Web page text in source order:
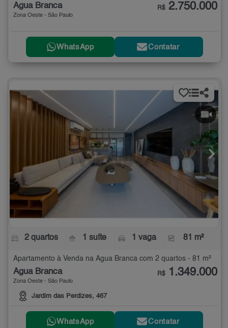
Água Branca
Zona Oeste - São Paulo
R$ 2.750.000
WhatsApp Contatar
2 quartos 1 suíte 1 vaga 81 m²
Apartamento à Venda na Água Branca com 2 quartos - 81 m²
Água Branca
Zona Oeste - São Paulo
Jardim das Perdizes, 467
R$ 1.349.000
WhatsApp Contatar